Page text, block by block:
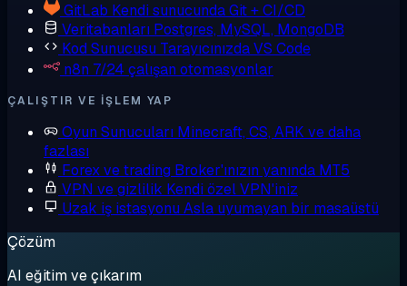
GitLab Kendi sunucunda Git + CI/CD
Veritabanları Postgres, MySQL, MongoDB
Kod Sunucusu Tarayıcınızda VS Code
n8n 7/24 çalışan otomasyonlar
ÇALIŞTIR VE IŞLEM YAP
Oyun Sunucuları Minecraft, CS, ARK ve daha
fazlası
Forex ve trading Broker'ınızın yanında MT5
VPN ve gizlilik Kendi özel VPN'iniz
Uzak iş istasyonu Asla uyumayan bir masaüstü
Çözüm
AI eğitim ve çıkarım